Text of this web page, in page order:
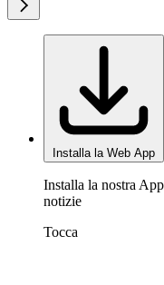
Installa la Web App
Installa la nostra
notizie
Tocca